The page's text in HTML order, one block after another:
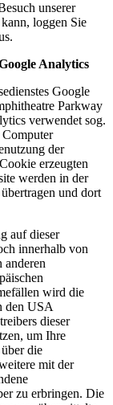
unserer
loggen Sie
Analytics
Google
Parkway
verwendet sog.
der
erzeugten
werden in der
und dort
auf dieser
innerhalb von
anderen
wird die
den USA
dieser
um Ihre
die
mit der
zu erbringen. Die